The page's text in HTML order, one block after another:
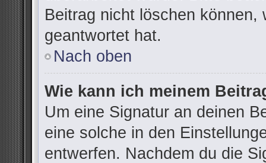
Beitrag nicht löschen können,
geantwortet hat.
Nach oben
Wie kann ich meinem
Um eine Signatur an deinen
eine solche in den
entwerfen. Nachdem du die